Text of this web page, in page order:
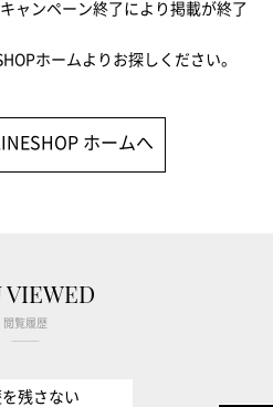
ャンペーン終了により掲載が終了
ホームよりお探しください。
ホームへ
VIEWED
閲覧履歴
残さない